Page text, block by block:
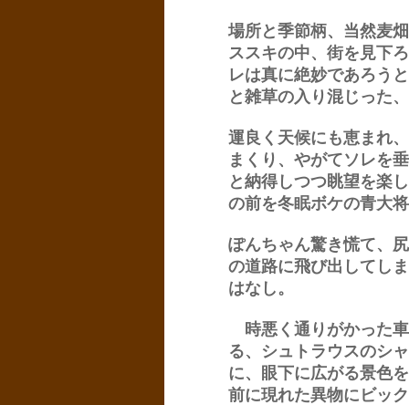
場所と季節柄、当然麦
ススキの中、街を見下
レは真に絶妙であろう
と雑草の入り混じった
運良く天候にも恵まれ
まくり、やがてソレを
と納得しつつ眺望を楽
の前を冬眠ボケの青大
ぽんちゃん驚き慌て、
の道路に飛び出してし
はなし。
時悪く通りがかった
る、シュトラウスのシ
に、眼下に広がる景色
前に現れた異物にビッ